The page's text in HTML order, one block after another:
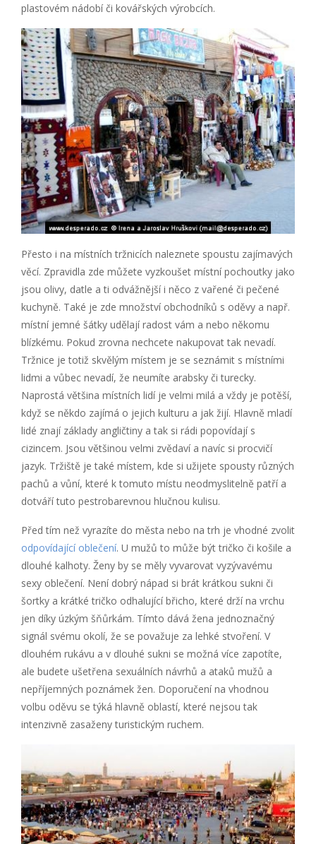
plastovém nádobí či kovářských výrobcích.
Přesto i na místních tržnicích naleznete spoustu zajímavých
věcí. Zpravidla zde můžete vyzkoušet místní pochoutky jako
jsou olivy, datle a ti odvážnější i něco z vařené či pečené
kuchyně. Také je zde množství obchodníků s oděvy a např.
místní jemné šátky udělají radost vám a nebo někomu
blízkému. Pokud zrovna nechcete nakupovat tak nevadí.
Tržnice je totiž skvělým místem je se seznámit s místními
lidmi a vůbec nevadí, že neumíte arabsky či turecky.
Naprostá většina místních lidí je velmi milá a vždy je potěší,
když se někdo zajímá o jejich kulturu a jak žijí. Hlavně mladí
lidé znají základy angličtiny a tak si rádi popovídají s
cizincem. Jsou většinou velmi zvědaví a navíc si procvičí
jazyk. Tržiště je také místem, kde si užijete spousty různých
pachů a vůní, které k tomuto místu neodmyslitelně patří a
dotváří tuto pestrobarevnou hlučnou kulisu.
Před tím než vyrazíte do města nebo na trh je vhodné zvolit
odpovídající oblečení. U mužů to může být tričko či košile a
dlouhé kalhoty. Ženy by se měly vyvarovat vyzývavému
sexy oblečení. Není dobrý nápad si brát krátkou sukni či
šortky a krátké tričko odhalující břicho, které drží na vrchu
jen díky úzkým šňůrkám. Tímto dává žena jednoznačný
signál svému okolí, že se považuje za lehké stvoření. V
dlouhém rukávu a v dlouhé sukni se možná více zapotíte,
ale budete ušetřena sexuálních návrhů a ataků mužů a
nepříjemných poznámek žen. Doporučení na vhodnou
volbu oděvu se týká hlavně oblastí, které nejsou tak
intenzivně zasaženy turistickým ruchem.